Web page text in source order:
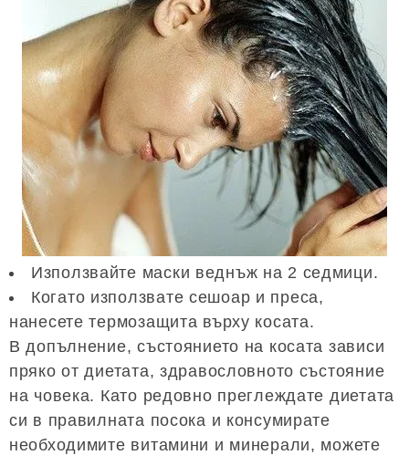
Използвайте маски веднъж на 2 седмици.
Когато използвате сешоар и преса,
нанесете термозащита върху косата.
В допълнение, състоянието на косата зависи
пряко от диетата, здравословното състояние
на човека. Като редовно преглеждате диетата
си в правилната посока и консумирате
необходимите витамини и минерали, можете